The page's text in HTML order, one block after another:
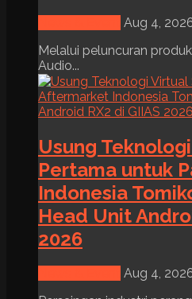
Aug 4,
Melalui peluncuran
Audio...
Usung
Pertama untuk
Indonesia
Head Unit
2026
Aug 4,